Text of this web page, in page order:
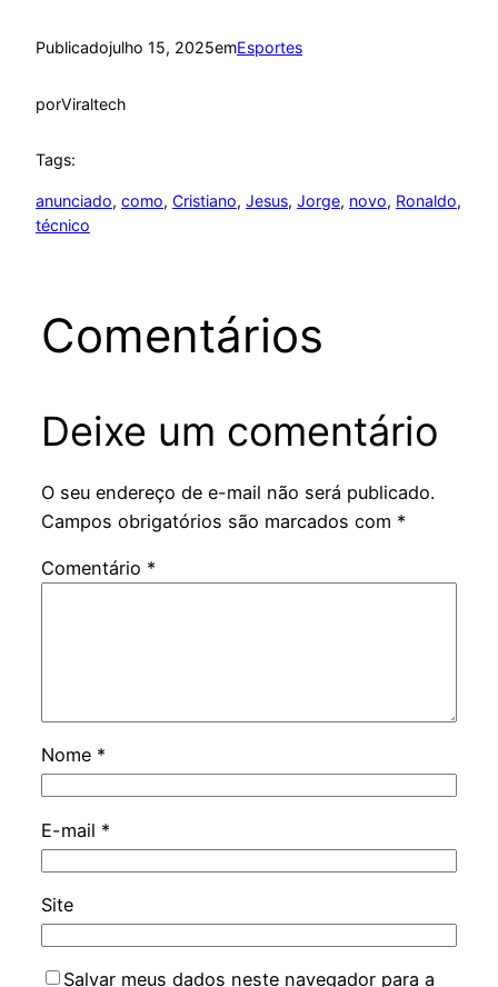
Publicadojulho 15, 2025emEsportes
porViraltech
Tags:
anunciado, como, Cristiano, Jesus, Jorge, novo, Ronaldo
técnico
Comentários
Deixe um comentário
O seu endereço de e-mail não será publicado.
Campos obrigatórios são marcados com *
Comentário *
Nome *
E-mail *
Site
Salvar meus dados neste navegador para a